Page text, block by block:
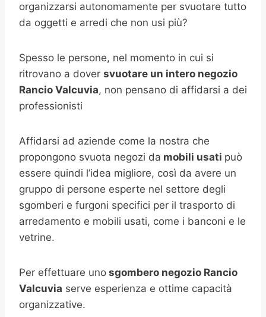
organizzarsi autonomamente per svuotare tutto
da oggetti e arredi che non usi più?
Spesso le persone, nel momento in cui si
ritrovano a dover svuotare un intero negozio
Rancio Valcuvia, non pensano di affidarsi a dei
professionisti
Affidarsi ad aziende come la nostra che
propongono svuota negozi da mobili usati può
essere quindi l’idea migliore, così da avere un
gruppo di persone esperte nel settore degli
sgomberi e furgoni specifici per il trasporto di
arredamento e mobili usati, come i banconi e le
vetrine.
Per effettuare uno sgombero negozio Rancio
Valcuvia serve esperienza e ottime capacità
organizzative.